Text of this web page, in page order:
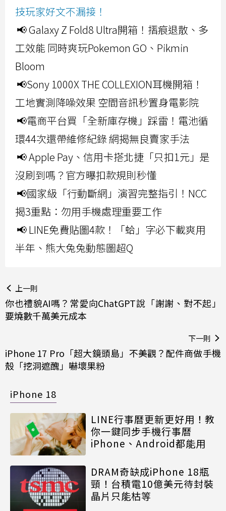
技玩家好文不漏接！
📢 Galaxy Z Fold8 Ultra開箱！摺痕退散、多
工效能 同時爽玩Pokemon GO、Pikmin
Bloom
📢Sony 1000X THE COLLEXION耳機開箱！
工地實測降噪效果 空間音訊秒置身電影院
📢電商平台買「全新庫存機」踩雷！電池循
環44次還帶維修紀錄 網揭無良賣家手法
📢 Apple Pay、信用卡搭北捷「只扣1元」是
沒刷到嗎？官方曝扣款規則秒懂
📢國家級「行動斷網」演習完整指引！NCC
揭3重點：勿用手機處理重要工作
📢 LINE免費貼圖4款！「蛤」字必下載爽用
半年、熊大兔兔動態圖超Q
上一則
你也禮貌AI嗎？常愛向ChatGPT說「謝謝、對不起」
要燒數千萬美元成本
下一則
iPhone 17 Pro「超大鏡頭島」不美觀？配件商做手機
殼「挖洞遮醜」嚇壞果粉
iPhone 18
LINE行事曆更新更好用！教
你一鍵同步手機行事曆
iPhone、Android都能用
DRAM奇缺成iPhone 18瓶
頸！台積電10億美元待封裝
晶片只能枯等